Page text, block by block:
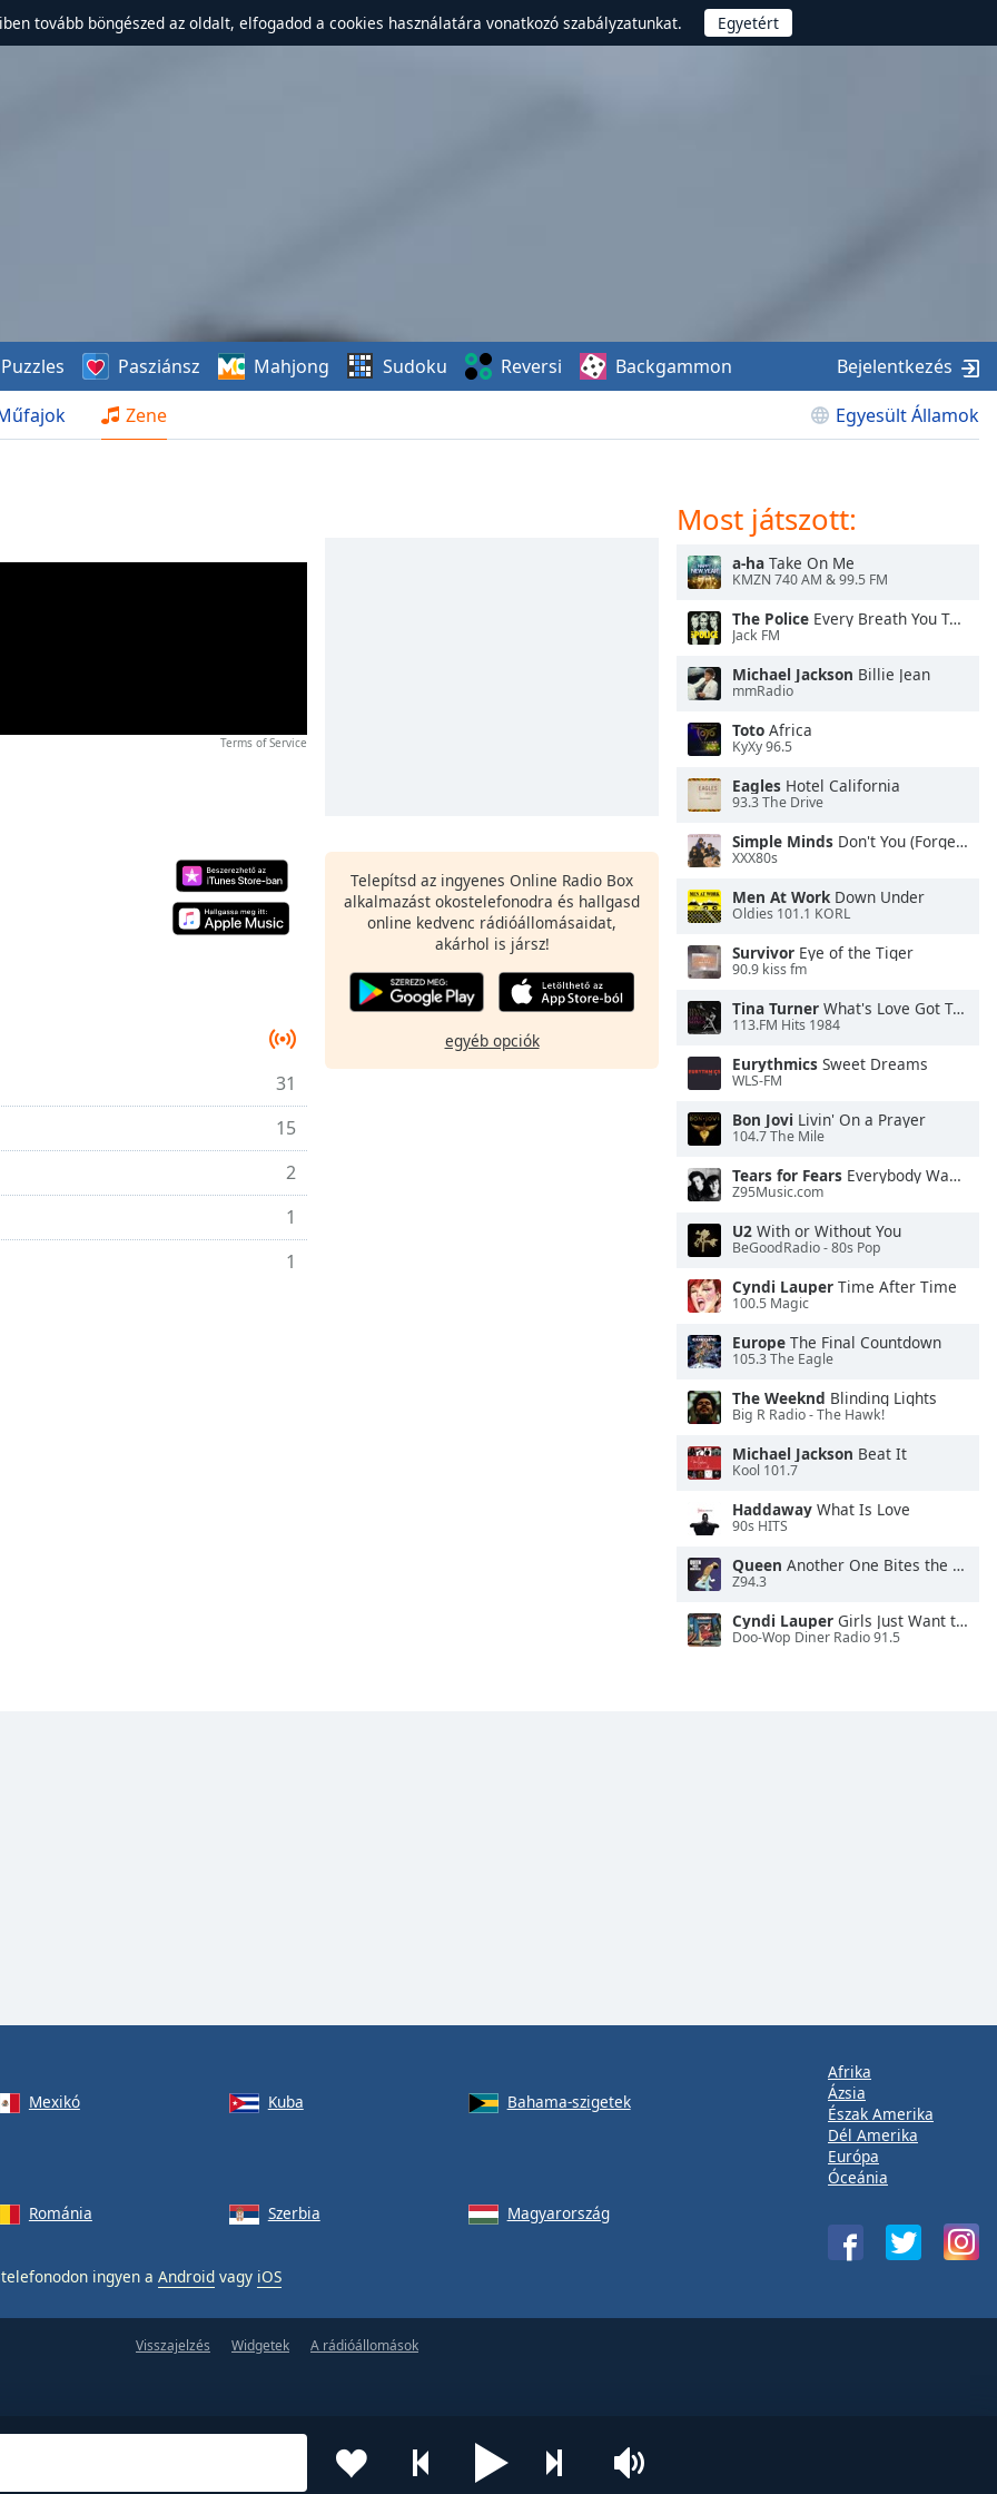
tovább böngészed az oldalt, elfogadod a cookies használatára vonatkozó szabályzatunkat.
Zene Egyesült Államok
Puzzles Pasziánsz Mahjong Sudoku Reversi Backgammon Bejelentkezés
Terms of Service
31
15
2
1
1
Telepítsd az ingyenes Online Radio Box
alkalmazást okostelefonodra és hallgasd
online kedvenc rádióállomásaidat,
akárhol is jársz!
egyéb opciók
Most játszott:
a-ha Take On Me
KMZN 740 AM & 99.5 FM
The Police Every Breath You Take
Jack FM
Michael Jackson Billie Jean
mmRadio
Toto Africa
KyXy 96.5
Eagles Hotel California
93.3 The Drive
Simple Minds Don't You (Forget About Me)
XXX80s
Men At WorkDown Under
Oldies 101.1 KORL
Survivor Eye of the Tiger
90.9 kiss fm
Tina Turner What's Love Got To Do With It
113.FM Hits 1984
Eurythmics Sweet Dreams
WLS-FM
Bon Jovi Livin' On a Prayer
104.7 The Mile
Tears for Fears Everybody Wants To Rule the World
Z95Music.com
U2 With or Without You
BeGoodRadio - 80s Pop
Cyndi Lauper Time After Time
100.5 Magic
Europe The Final Countdown
105.3 The Eagle
The Weeknd Blinding Lights
Big R Radio - The Hawk!
Michael Jackson Beat It
Kool 101.7
Haddaway What Is Love
90s HITS
Queen Another One Bites the Dust
Z94.3
Cyndi Lauper Girls Just Want to Have Fun
Doo-Wop Diner Radio 91.5
Mexikó Kuba
Bahama-szigetek
Románia Szerbia Magyarország
ingyen a Android vagy iOS
Afrika
Ázsia
Észak Amerika
Dél Amerika
Európa
Óceánia
Visszajelzés Widgetek A rádióállomások